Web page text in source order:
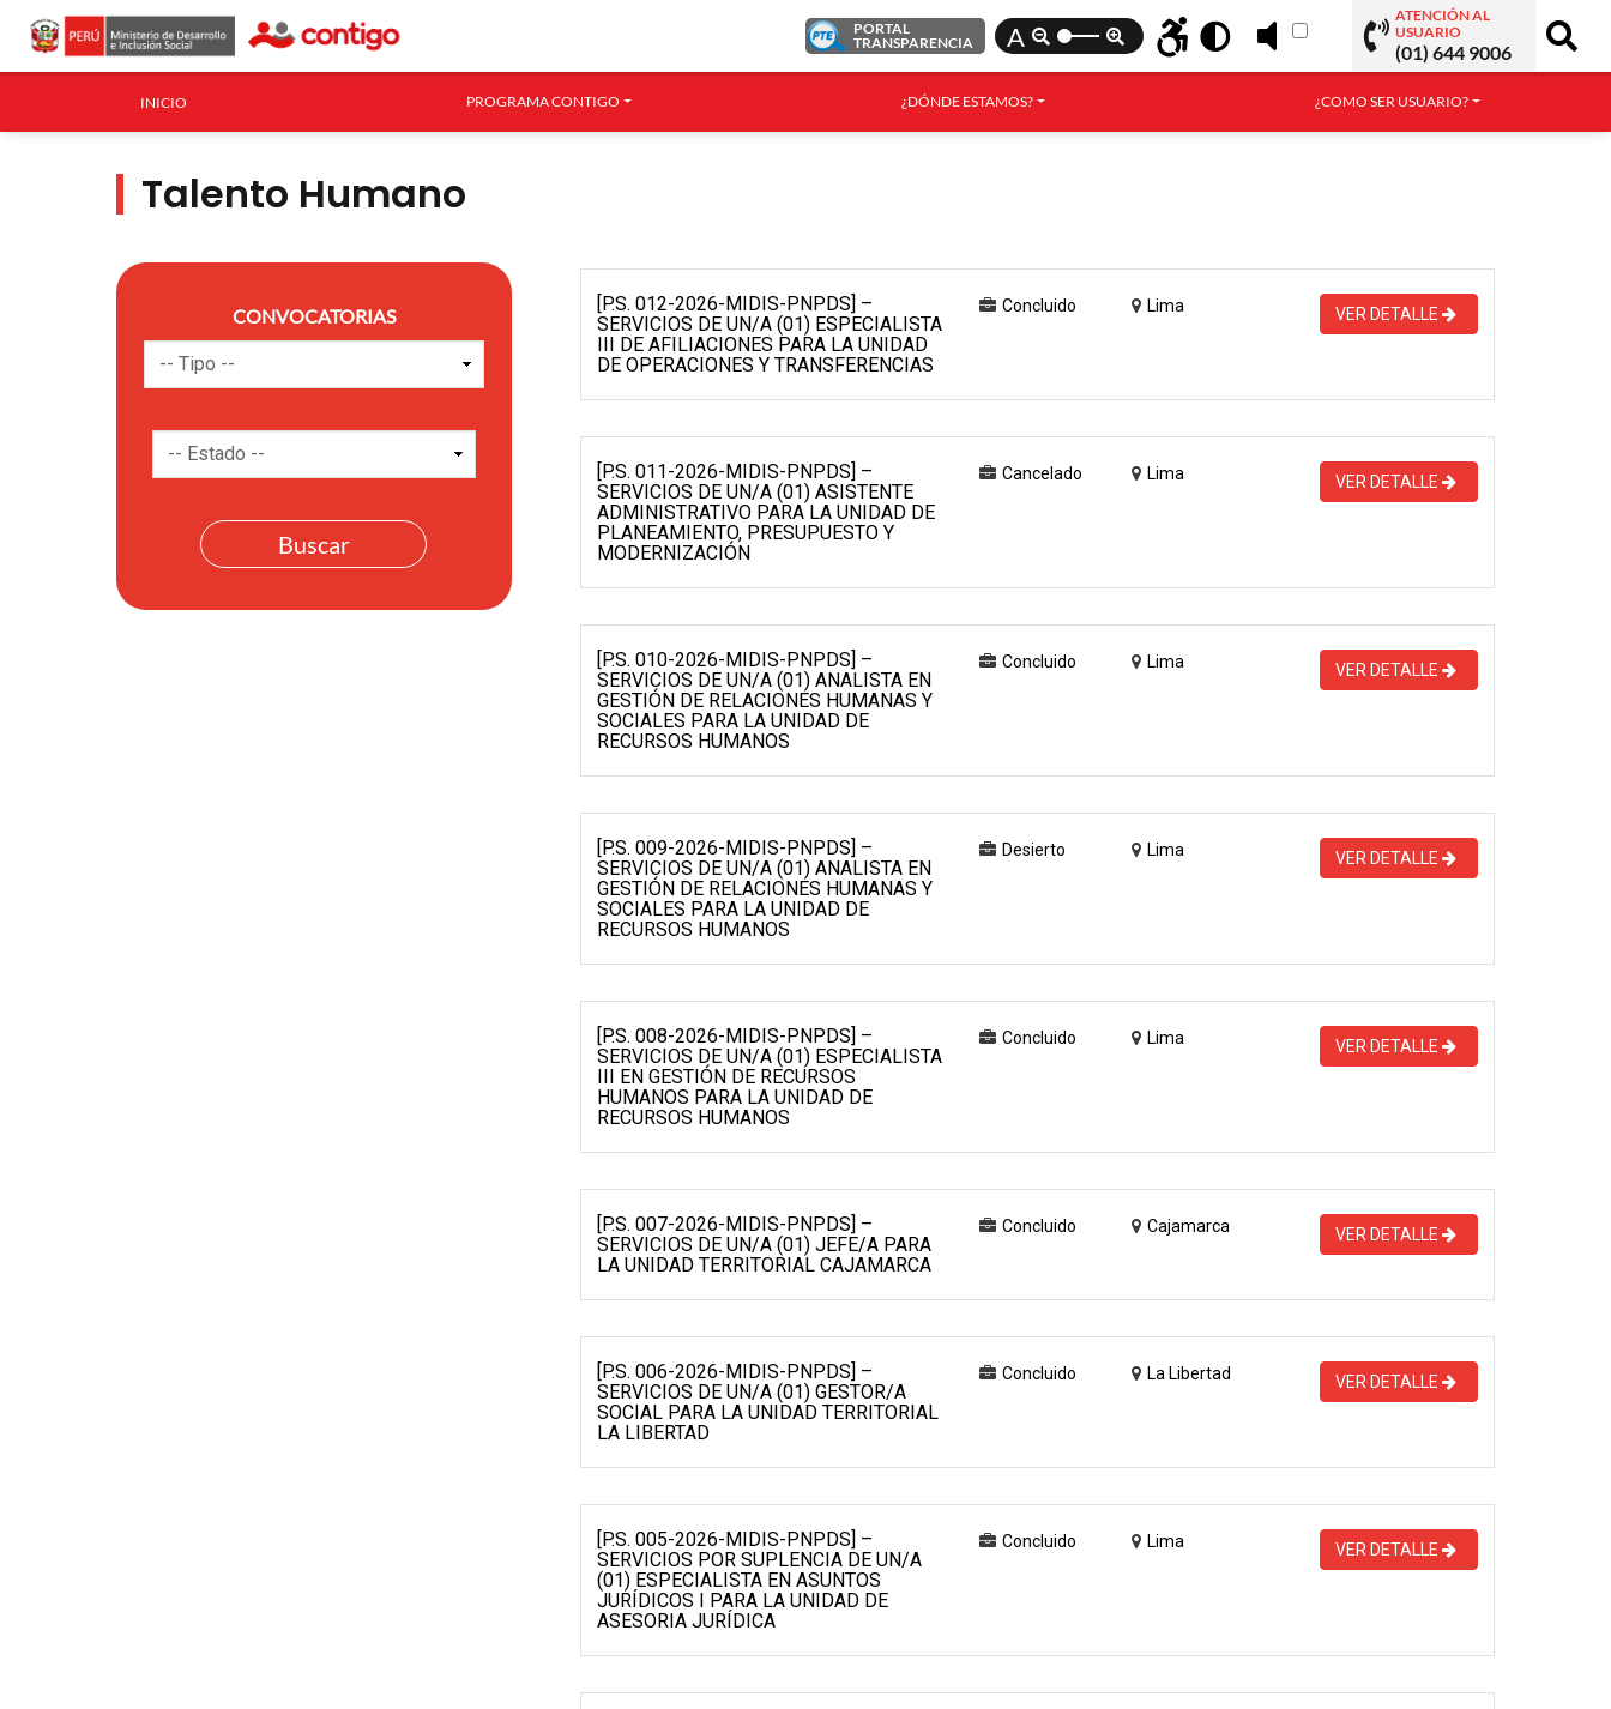
PORTAL
TRANSPARENCIA
A
ATENCIÓN AL
USUARIO
(01) 644 9006
INICIO PROGRAMA CONTIGO ¿DÓNDE ESTAMOS? ¿COMO SER USUARIO?
Talento Humano
CONVOCATORIAS
[P.S. 012-2026-MIDIS-PNPDS] –
SERVICIOS DE UN/A (01) ESPECIALISTA
III DE AFILIACIONES PARA LA UNIDAD
DE OPERACIONES Y TRANSFERENCIAS
Concluido Lima VER DETALLE
[P.S. 011-2026-MIDIS-PNPDS] –
SERVICIOS DE UN/A (01) ASISTENTE
ADMINISTRATIVO PARA LA UNIDAD DE
PLANEAMIENTO, PRESUPUESTO Y
MODERNIZACIÓN
Cancelado Lima VER DETALLE
[P.S. 010-2026-MIDIS-PNPDS] –
SERVICIOS DE UN/A (01) ANALISTA EN
GESTIÓN DE RELACIONES HUMANAS Y
SOCIALES PARA LA UNIDAD DE
RECURSOS HUMANOS
Concluido Lima VER DETALLE
[P.S. 009-2026-MIDIS-PNPDS] –
SERVICIOS DE UN/A (01) ANALISTA EN
GESTIÓN DE RELACIONES HUMANAS Y
SOCIALES PARA LA UNIDAD DE
RECURSOS HUMANOS
Desierto Lima VER DETALLE
[P.S. 008-2026-MIDIS-PNPDS] –
SERVICIOS DE UN/A (01) ESPECIALISTA
III EN GESTIÓN DE RECURSOS
HUMANOS PARA LA UNIDAD DE
RECURSOS HUMANOS
Concluido Lima VER DETALLE
[P.S. 007-2026-MIDIS-PNPDS] –
SERVICIOS DE UN/A (01) JEFE/A PARA
LA UNIDAD TERRITORIAL CAJAMARCA
Concluido Cajamarca VER DETALLE
[P.S. 006-2026-MIDIS-PNPDS] –
SERVICIOS DE UN/A (01) GESTOR/A
SOCIAL PARA LA UNIDAD TERRITORIAL
LA LIBERTAD
Concluido La Libertad VER DETALLE
[P.S. 005-2026-MIDIS-PNPDS] –
SERVICIOS POR SUPLENCIA DE UN/A
(01) ESPECIALISTA EN ASUNTOS
JURÍDICOS I PARA LA UNIDAD DE
ASESORIA JURÍDICA
Concluido Lima VER DETALLE